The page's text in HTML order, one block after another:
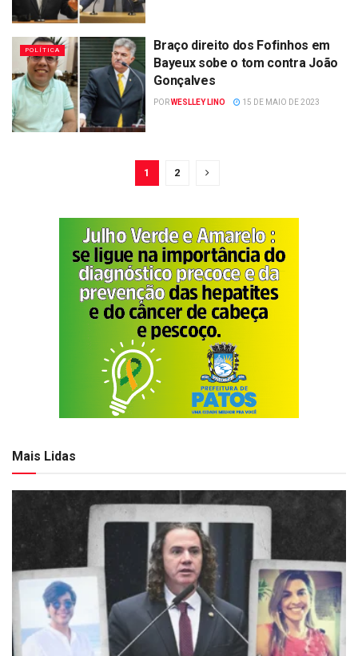
POLÍTICA
Braço direito dos Fofinhos em
Bayeux sobe o tom contra João
Gonçalves
PORWESLLEY LINO 15 DE MAIO DE 2023
1 2
Mais Lidas